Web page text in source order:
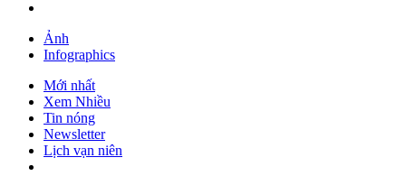
Ảnh
Infographics
Mới nhất
Xem Nhiều
Tin nóng
Newsletter
Lịch vạn niên